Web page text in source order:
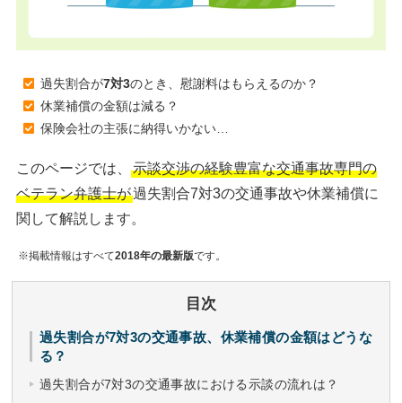
過失割合が7対3のとき、慰謝料はもらえるのか？
休業補償の金額は減る？
保険会社の主張に納得いかない…
このページでは、
示談交渉の経験豊富な交通事故専門の
ベテラン弁護士が過失割合7対3の交通事故や休業補償に
関して解説します。
※掲載情報はすべて2018年の最新版です。
目次
過失割合が7対3の交通事故、休業補償の金額はどうな
る？
過失割合が7対3の交通事故における示談の流れは？